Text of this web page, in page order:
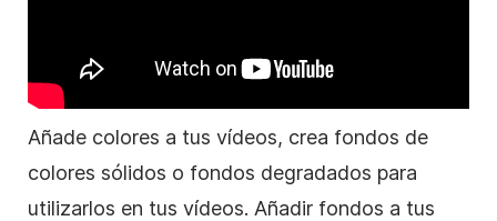
Añade colores a tus vídeos, crea fondos de
colores sólidos o fondos degradados para
utilizarlos en tus vídeos. Añadir fondos a tus